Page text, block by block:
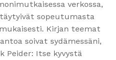
verkossa,
sopeutumasta
Kirjan teemat
soivat sydämessäni,
Peider: Itse kyvystä